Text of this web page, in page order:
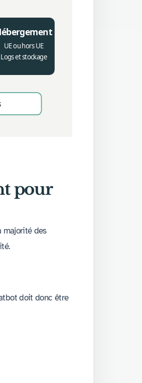
UE ou hors UE
Logs et stockage
pour
majorité des
doit donc être